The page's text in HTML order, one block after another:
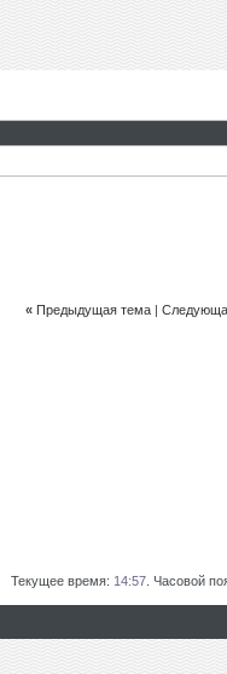
« Предыдущая тема|
Текущее время: 14:57 . Часовой